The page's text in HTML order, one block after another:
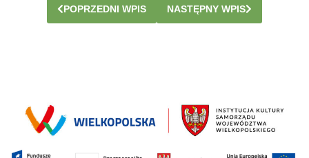
POPRZEDNI WPIS NASTĘPNY WPIS